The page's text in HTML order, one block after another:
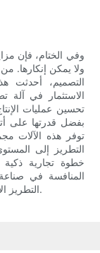
وفي الختام، فإن
ولا يمكن إنكارها.
التصميم، أحدثت
الاستثمار في
تحسين عمليات
بفضل قدرتها على
توفر هذه الآلات
التطريز إلى
خطوة تجارية
المنافسة في
التطريز الإلكترونية أحادية الرأس اليوم وشاهد الفرق بنفسك.